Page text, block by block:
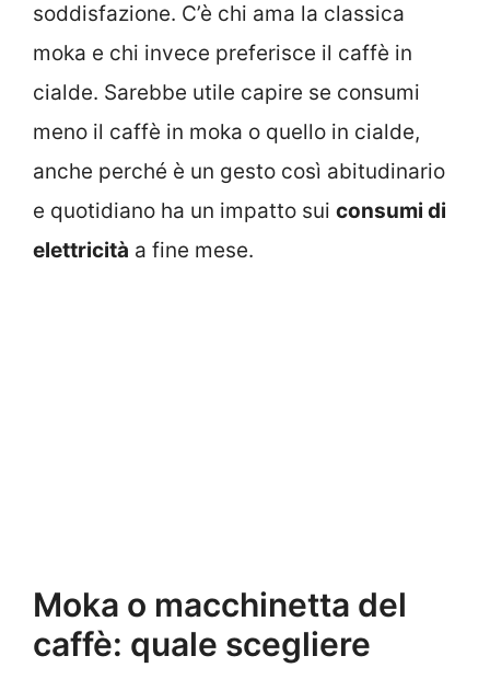
soddisfazione. C’è chi ama la classica
moka e chi invece preferisce il caffè in
cialde. Sarebbe utile capire se consumi
meno il caffè in moka o quello in cialde,
anche perché è un gesto così abitudinario
e quotidiano ha un impatto sui consumi di
elettricità a fine mese.
Moka o macchinetta del
caffè: quale scegliere